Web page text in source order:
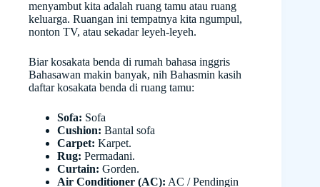
menyambut kita adalah ruang tamu atau ruang
keluarga. Ruangan ini tempatnya kita ngumpul,
nonton TV, atau sekadar leyeh-leyeh.
Biar kosakata benda di rumah bahasa inggris
Bahasawan makin banyak, nih Bahasmin kasih
daftar kosakata benda di ruang tamu:
Sofa: Sofa
Cushion: Bantal sofa
Carpet: Karpet.
Rug: Permadani.
Curtain: Gorden.
Air Conditioner (AC): AC / Pendingin